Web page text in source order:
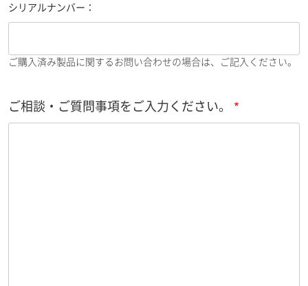
シリアルナンバー：
ご購入済み製品に関するお問い合わせの場合は、ご記入ください。
ご相談・ご質問事項をご入力ください。